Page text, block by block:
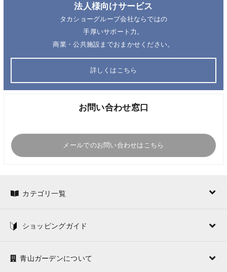
法人様向けサービス
タカショーグループ会社ならではの
手厚いサポート力。
商業・公共施設までおまかせください。
詳しくはこちら
お問い合わせ窓口
メールでのお問い合わせはこちら
カテゴリ一覧
ショッピングガイド
青山ガーデンについて